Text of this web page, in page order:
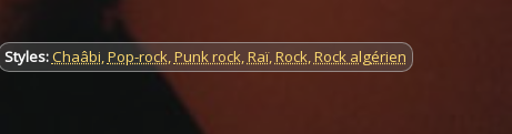
Styles:Chaâbi,Pop-rock,Punk rock,Raï,Rock,Rock algérien